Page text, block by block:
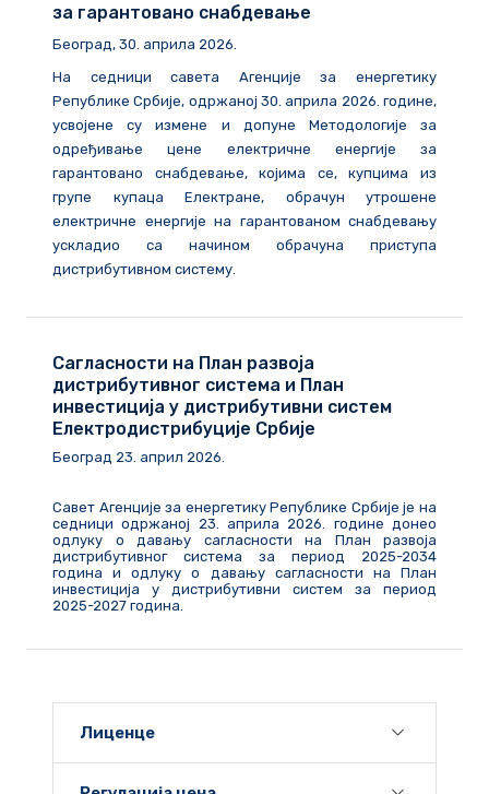
за гарантовано снабдевање
Београд, 30. априла 2026.
На седници савета Агенције за енергетику
Републике Србије, одржаној 30. априла 2026. године,
усвојене су измене и допуне Методологије за
одређивање цене електричне енергије за
гарантовано снабдевање, којима се, купцима из
групе купаца Електране, обрачун утрошене
електричне енергије на гарантованом снабдевању
ускладио са начином обрачуна приступа
дистрибутивном систему.
Сагласности на План развоја
дистрибутивног система и План
инвестиција у дистрибутивни систем
Електродистрибуције Србије
Београд 23. април 2026.
Савет Агенције за енергетику Републике Србије је на
седници одржаној 23. априла 2026. године донео
одлуку о давању сагласности на План развоја
дистрибутивног система за период 2025-2034
година и одлуку о давању сагласности на План
инвестиција у дистрибутивни систем за период
2025-2027 година.
Лиценце